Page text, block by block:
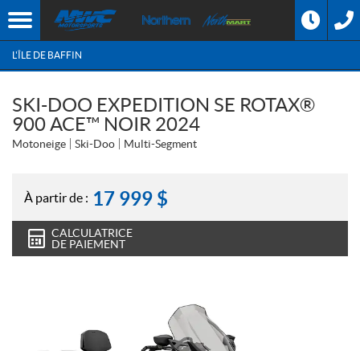
L'ÎLE DE BAFFIN
SKI-DOO EXPEDITION SE ROTAX®
900 ACE™ NOIR 2024
Motoneige Ski-Doo Multi-Segment
À partir de : 17 999 $
CALCULATRICE
DE PAIEMENT